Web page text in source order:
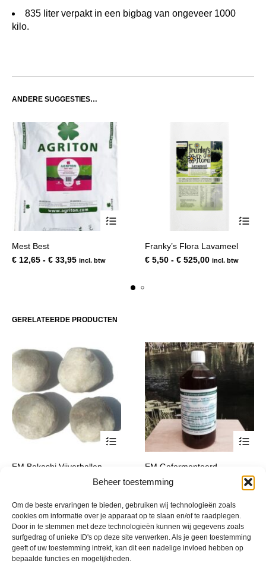
Beheer toestemming
Om de beste ervaringen te bieden, gebruiken wij technologieën zoals
cookies om informatie over je apparaat op te slaan en/of te raadplegen.
Door in te stemmen met deze technologieën kunnen wij gegevens zoals
surfgedrag of unieke ID's op deze site verwerken. Als je geen toestemming
geeft of uw toestemming intrekt, kan dit een nadelige invloed hebben op
bepaalde functies en mogelijkheden.
835 liter verpakt in een bigbag van ongeveer 1000
kilo.
ANDERE SUGGESTIES…
heeft
variaties.
optie
worden
de
productpagina
Mest Best
€ 12,65 - € 33,95Prijsklasse:
incl. btw
product
heeft
worden
op
Franky’s Flora Lavameel
€ 5,50 - € 525,00Prijsklasse:
incl. btw
GERELATEERDE PRODUCTEN
heeft
variaties.
Deze
optie
kan
gekozen
EM Bokashi Vijverballen
€ 4,50
tot
€ 215,00
heeft
Deze
optie
kan
EM Gefermenteerd
Plantenextract
Prijsklasse:
€ 22,95
tot
€ 199,99
incl. btw